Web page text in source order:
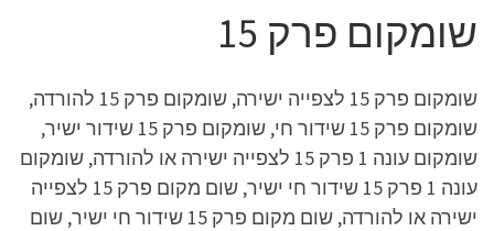
שומקום פרק 15
שומקום פרק 15 לצפייה ישירה, שומקום פרק 15 להורדה,
שומקום פרק 15 שידור חי, שומקום פרק 15 שידור ישיר,
שומקום עונה 1 פרק 15 לצפייה ישירה או להורדה, שומקום
עונה 1 פרק 15 שידור חי ישיר, שום מקום פרק 15 לצפייה
ישירה או להורדה, שום מקום פרק 15 שידור חי ישיר, שום